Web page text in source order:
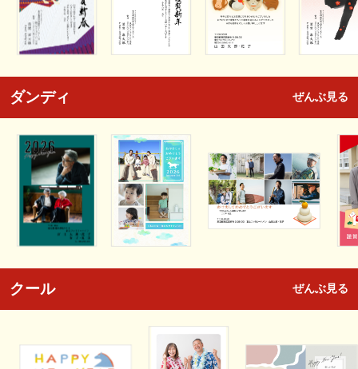
ダンディ ぜんぶ見る
クール ぜんぶ見る